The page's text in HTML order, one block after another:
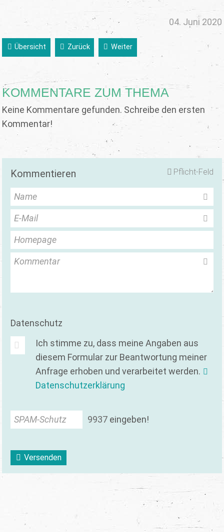
04. Juni 2020
Übersicht Zurück Weiter
KOMMENTARE ZUM THEMA
Keine Kommentare gefunden. Schreibe den ersten
Kommentar!
Pflicht-Feld
Kommentieren
Name
E-Mail
Homepage
Kommentar
Datenschutz
Ich stimme zu, dass meine Angaben aus
diesem Formular zur Beantwortung meiner
Anfrage erhoben und verarbeitet werden.
Datenschutzerklärung
SPAM-Schutz 9937 eingeben!
Versenden